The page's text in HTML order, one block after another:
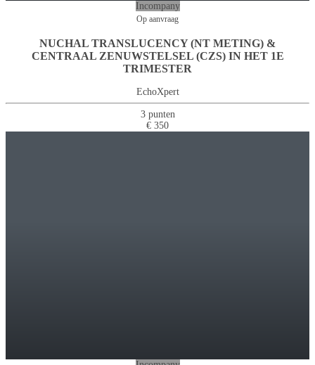
Incompany
Op aanvraag
NUCHAL TRANSLUCENCY (NT METING) &
CENTRAAL ZENUWSTELSEL (CZS) IN HET 1E
TRIMESTER
EchoXpert
3 punten
€ 350